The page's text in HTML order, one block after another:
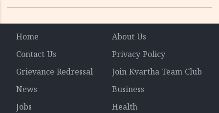
Home
About Us
Contact Us
Privacy Policy
Grievance Redressal
Join Kvartha Team Club
News
Business
Jobs
Health